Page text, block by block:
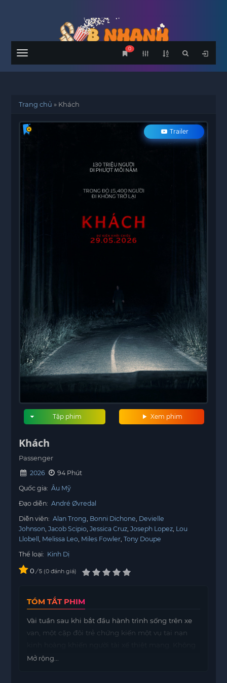
Menu
0
Trang chủ » Khách
Trailer
Xem phim
Tập phim
Khách
Passenger
2026
94 Phút
Quốc gia: Âu Mỹ
Đạo diễn: André Øvredal
Diễn viên: Alan Trong Bonni Dichone Devielle
Johnson Jacob Scipio Jessica Cruz Joseph Lopez Lou
Llobell
Melissa Leo Miles Fowler Tony Doupe
Thể loại: Kinh Dị
0 / 5 0 đánh giá
TÓM TẮT PHIM
Vài tuần sau khi bắt đầu hành trình sống trên xe
van, một cặp đôi trẻ chứng kiến một vụ tai nạn
lâu sau, họ bị một thực thể quỷ dị bám theo ráo
Mở rộng...